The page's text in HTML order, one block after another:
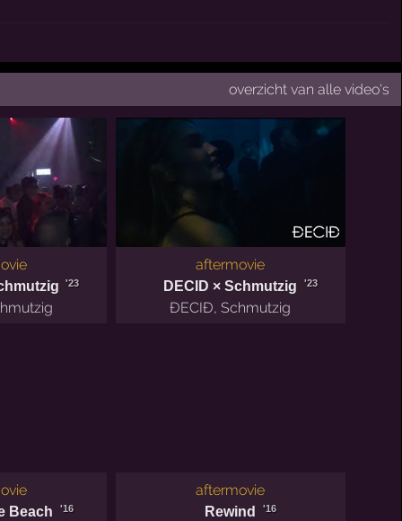
overzicht van alle video's
'23
aftermovie
DECID × Schmutzig '23
ĐECIĐ,Schmutzig
Beach '16
aftermovie
Rewind '16